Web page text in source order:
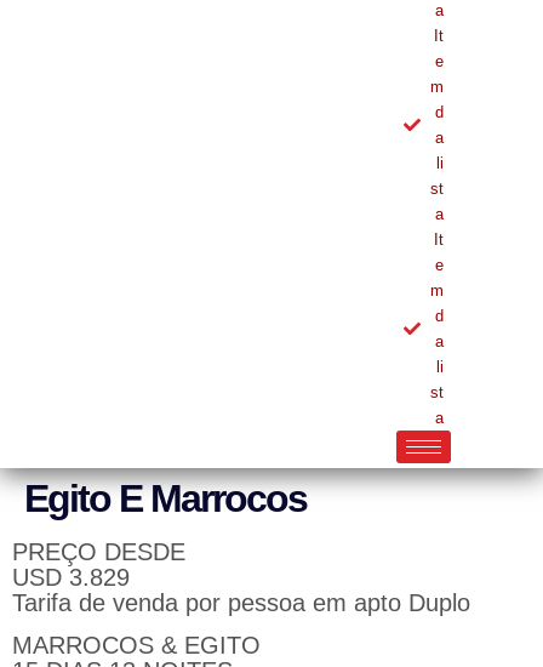
a
It
e
m
d
a
li
st
a
It
e
m
d
a
li
st
a
Egito E Marrocos
PREÇO DESDE
USD 3.829
Tarifa de venda por pessoa em apto Duplo
MARROCOS & EGITO